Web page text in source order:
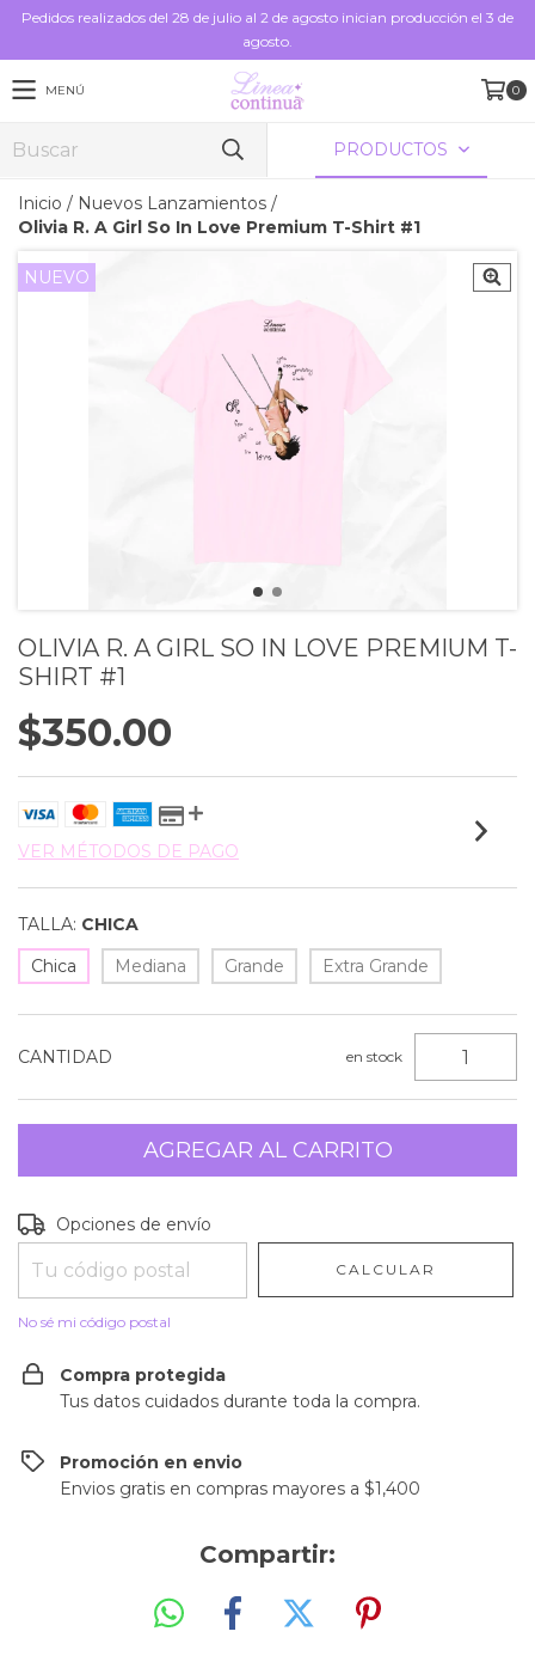
Pedidos realizados del 28 de julio al 2 de agosto inician producción el 3 de
agosto.
MENÚ 0
PRODUCTOS
Inicio / Nuevos Lanzamientos /
Olivia R. A Girl So In Love Premium T-Shirt #1
NUEVO
OLIVIA R. A GIRL SO IN LOVE PREMIUM T-
SHIRT #1
$350.00
VER MÉTODOS DE PAGO
TALLA: CHICA
Chica
Mediana Grande Extra Grande
CANTIDAD en stock
Entregas para el CP:
Opciones de envío
CALCULAR
No sé mi código postal
Compra protegida
Tus datos cuidados durante toda la compra.
Promoción en envio
Envios gratis en compras mayores a $1,400
Compartir: